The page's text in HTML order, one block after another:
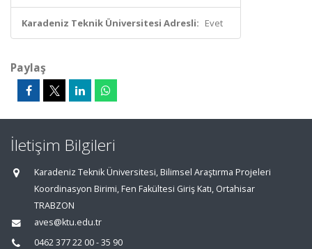
Karadeniz Teknik Üniversitesi Adresli: Evet
Paylaş
İletişim Bilgileri
Karadeniz Teknik Üniversitesi, Bilimsel Araştırma Projeleri
Koordinasyon Birimi, Fen Fakültesi Giriş Katı, Ortahisar
TRABZON
aves@ktu.edu.tr
0462 377 22 00 - 35 90